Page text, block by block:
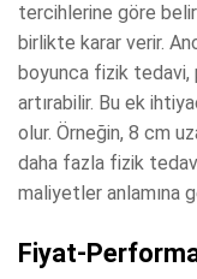
tercihlerine göre
birlikte karar verir.
boyunca fizik tedavi,
artırabilir. Bu ek
olur. Örneğin, 8 cm
daha fazla fizik
maliyetler anlamına
Fiyat-